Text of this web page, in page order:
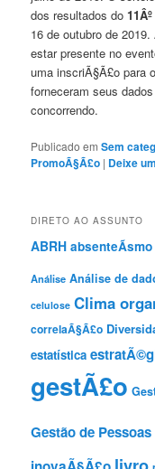
dos resultados do
16 de outubro de
estar presente no
uma inscriÃ§Ã£o para
forneceram seus
concorrendo.
Publicado em Sem
PromoÃ§Ã£o | Deixe
DIRETO AO ASSUNTO
ABRH absenteÃ­smo
Análise Análise de
celulose Clima
correlaÃ§Ã£o
estatística
gestÃ£o
Gestão de Pessoas